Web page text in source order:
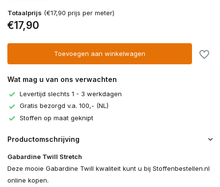
Totaalprijs (€17,90 prijs per meter)
€17,90
Toevoegen aan winkelwagen
Wat mag u van ons verwachten
Levertijd slechts 1 - 3 werkdagen
Gratis bezorgd v.a. 100,- (NL)
Stoffen op maat geknipt
Productomschrijving
Gabardine Twill Stretch
Deze mooie Gabardine Twill kwaliteit kunt u bij Stoffenbestellen.nl
online kopen.